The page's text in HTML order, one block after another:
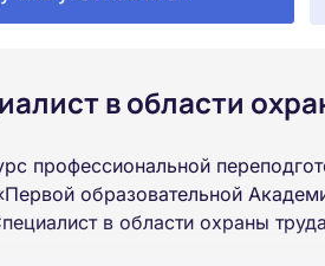
в области
профессиональной
образовательной
в области охраны